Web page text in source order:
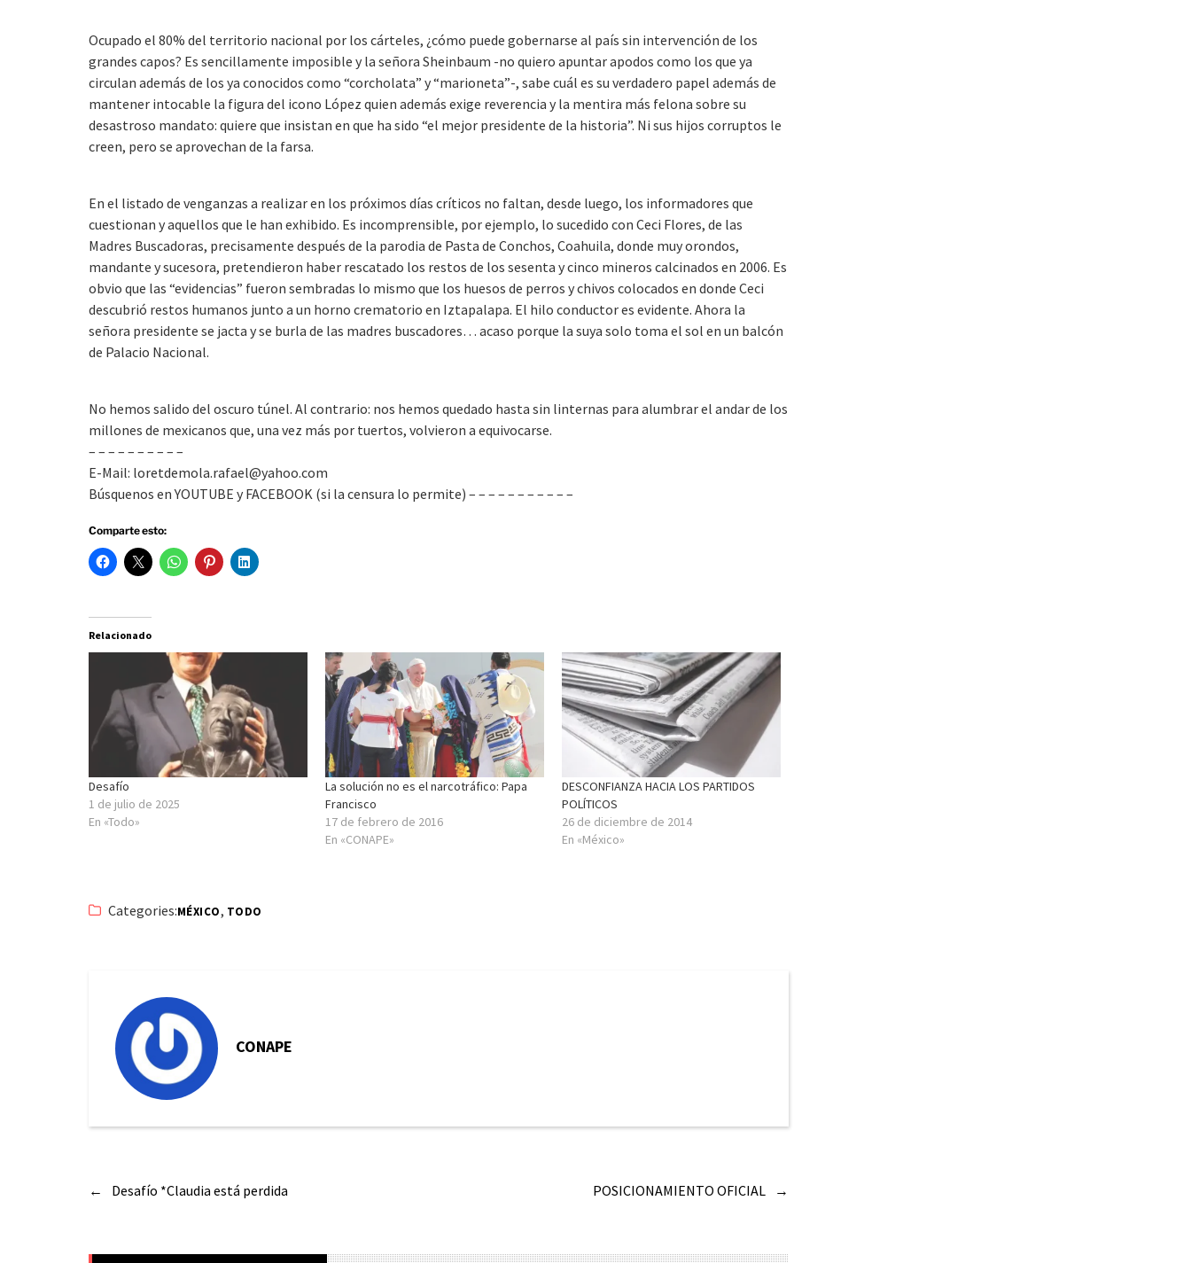
Ocupado el 80% del territorio nacional por los cárteles, ¿cómo puede gobernarse al país sin intervención de los
grandes capos? Es sencillamente imposible y la señora Sheinbaum -no quiero apuntar apodos como los que ya
circulan además de los ya conocidos como “corcholata” y “marioneta”-, sabe cuál es su verdadero papel además de
mantener intocable la figura del icono López quien además exige reverencia y la mentira más felona sobre su
desastroso mandato: quiere que insistan en que ha sido “el mejor presidente de la historia”. Ni sus hijos corruptos le
creen, pero se aprovechan de la farsa.
En el listado de venganzas a realizar en los próximos días críticos no faltan, desde luego, los informadores que
cuestionan y aquellos que le han exhibido. Es incomprensible, por ejemplo, lo sucedido con Ceci Flores, de las
Madres Buscadoras, precisamente después de la parodia de Pasta de Conchos, Coahuila, donde muy orondos,
mandante y sucesora, pretendieron haber rescatado los restos de los sesenta y cinco mineros calcinados en 2006. Es
obvio que las “evidencias” fueron sembradas lo mismo que los huesos de perros y chivos colocados en donde Ceci
descubrió restos humanos junto a un horno crematorio en Iztapalapa. El hilo conductor es evidente. Ahora la
señora presidente se jacta y se burla de las madres buscadores… acaso porque la suya solo toma el sol en un balcón
de Palacio Nacional.
No hemos salido del oscuro túnel. Al contrario: nos hemos quedado hasta sin linternas para alumbrar el andar de los
millones de mexicanos que, una vez más por tuertos, volvieron a equivocarse.
– – – – – – – – – –
E-Mail: loretdemola.rafael@yahoo.com
Búsquenos en YOUTUBE y FACEBOOK (si la censura lo permite) – – – – – – – – – – –
Comparte esto:
Relacionado
Desafío
1 de julio de 2025
En «Todo»
La solución no es el narcotráfico: Papa
Francisco
17 de febrero de 2016
En «CONAPE»
DESCONFIANZA HACIA LOS PARTIDOS
POLÍTICOS
26 de diciembre de 2014
En «México»
Categories:MÉXICO, TODO
CONAPE
← Desafío *Claudia está perdida →
POSICIONAMIENTO OFICIAL